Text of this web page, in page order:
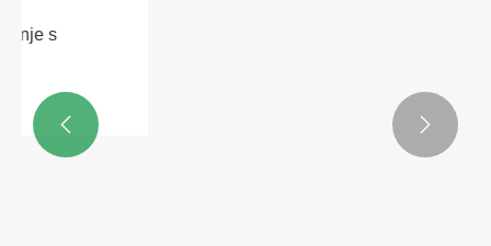
Na Kitajskem se bo kmalu začel 139.
kantonski sejem
 